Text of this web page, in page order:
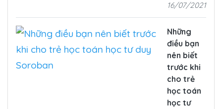
16/07/2021
Những
điều bạn
nên biết
trước khi
cho trẻ
học toán
học tư